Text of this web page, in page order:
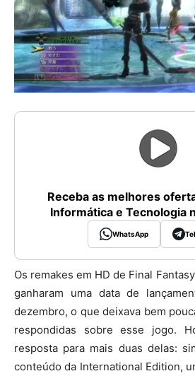
Receba as melhores
Informática e Tecnologia
WhatsApp
Os remakes em HD de Final
ganharam uma data de
dezembro, o que deixava bem
respondidas sobre esse jogo.
resposta para mais duas delas:
conteúdo da International Edition,